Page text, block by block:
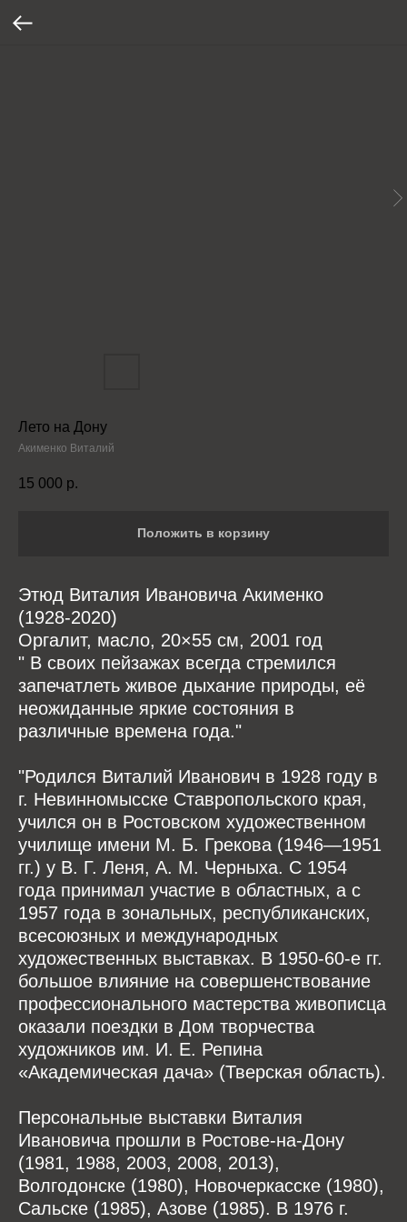
Лето на Дону
Акименко Виталий
15 000 р.
Положить в корзину
Этюд Виталия Ивановича Акименко
(1928-2020)
Оргалит, масло, 20×55 см, 2001 год
" В своих пейзажах всегда стремился
запечатлеть живое дыхание природы, её
неожиданные яркие состояния в
различные времена года."
"Родился Виталий Иванович в 1928 году в
г. Невинномысске Ставропольского края,
учился он в Ростовском художественном
училище имени М. Б. Грекова (1946—1951
гг.) у В. Г. Леня, А. М. Черныха. С 1954
года принимал участие в областных, а с
1957 года в зональных, республиканских,
всесоюзных и международных
художественных выставках. В 1950-60-е гг.
большое влияние на совершенствование
профессионального мастерства живописца
оказали поездки в Дом творчества
художников им. И. Е. Репина
«Академическая дача» (Тверская область).
Персональные выставки Виталия
Ивановича прошли в Ростове-на-Дону
(1981, 1988, 2003, 2008, 2013),
Волгодонске (1980), Новочеркасске (1980),
Сальске (1985), Азове (1985). В 1976 г.